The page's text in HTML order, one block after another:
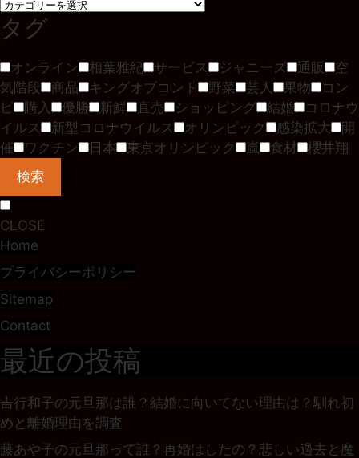
タグ
オンライン 相葉雅紀 サービス ジャニーズ 通販
空
気階段
商品 キングオブコント 野菜 芸人 果物
コン
ビ
購入 優勝 新鮮 直売 ショッピング 結婚
コロナウ
イルス
新型コロナウイルス オリンピック 感染拡大
開
催
ワクチン 日本 東京オリンピック 嵐 食材
櫻井翔
検索
CLOSE
Home
プライバシーポリシー
Sitemap
Contact
最近の投稿
吉行和子の元旦那は誰？結婚に向いてない理由は？馴れ初
めと離婚理由を調査
藤あや子の元旦那って誰？再婚はしたの？悲しい過去と魔